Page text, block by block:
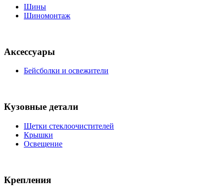
Шины
Шиномонтаж
Аксессуары
Бейсболки и освежители
Кузовные детали
Щетки стеклоочистителей
Крышки
Освещение
Крепления